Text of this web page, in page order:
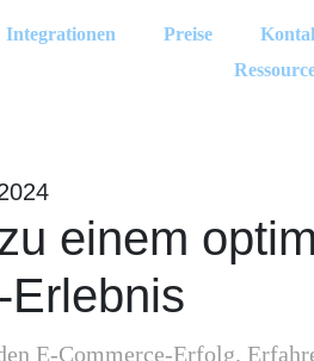
Integrationen Preise
einem
Erlebnis
E-Commerce-Erfolg.